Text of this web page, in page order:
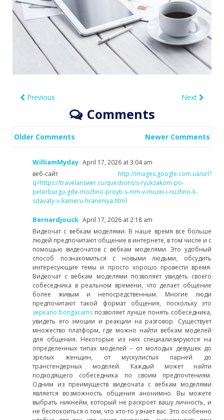
Previous Next
Comments
Comment
Older Comments Newer Comments
WilliamMyday April 17, 2026 at 3:04 am
веб-сайт http://images.google.com.ua/url?
q=https://travelanswer.ru/questions/s-ryukzakom-po-
peterburgu-gde-mozhno-proyti-s-nim-v-muzei-i-nuzhno-li-
sdavaty-v-kameru-hraneniya.html
Bernardjouck April 17, 2026 at 2:18 am
Видеочат с вебкам моделями. В наше время все больше
людей предпочитают общение в интернете, в том числе и с
помощью видеочатов с вебкам моделями. Это удобный
способ познакомиться с новыми людьми, обсудить
интересующие темы и просто хорошо провести время.
Видеочат с вебкам моделями позволяет увидеть своего
собеседника в реальном времени, что делает общение
более живым и непосредственным. Многие люди
предпочитают такой формат общения, поскольку это
зеркало bongacams позволяет лучше понять собеседника,
увидеть его эмоции и реакции на разговор. Существует
множество платформ, где можно найти вебкам моделей
для общения. Некоторые из них специализируются на
определенных типах моделей – от молодых девушек до
зрелых женщин, от мускулистых парней до
трансгендерных моделей. Каждый может найти
подходящего собеседника по своим предпочтениям.
Одним из преимуществ видеочата с вебкам моделями
является возможность общения анонимно. Вы можете
выбрать никнейм, который не раскроет вашу личность, и
не беспокоиться о том, что кто-то узнает вас. Это особенно